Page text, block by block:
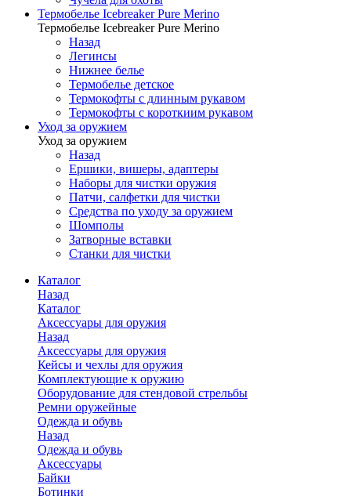
Термобелье Icebreaker Pure Merino
Термобелье Icebreaker Pure Merino
Назад
Легинсы
Нижнее белье
Термобелье детское
Термокофты с длинным рукавом
Термокофты с короткиим рукавом
Уход за оружием
Уход за оружием
Назад
Ершики, вишеры, адаптеры
Наборы для чистки оружия
Патчи, салфетки для чистки
Средства по уходу за оружием
Шомполы
Затворные вставки
Станки для чистки
Каталог
Назад
Каталог
Аксессуары для оружия
Назад
Аксессуары для оружия
Кейсы и чехлы для оружия
Комплектующие к оружию
Оборудование для стендовой стрельбы
Ремни оружейные
Одежда и обувь
Назад
Одежда и обувь
Аксессуары
Байки
Ботинки